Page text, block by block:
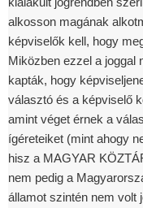
alkosson magának
képviselők kell, hogy
Miközben ezzel a joggal
kapták, hogy
választó és a képviselő
amint véget érnek a
ígéreteiket (mint ahogy
hisz a MAGYAR
nem pedig a
államot szintén nem volt